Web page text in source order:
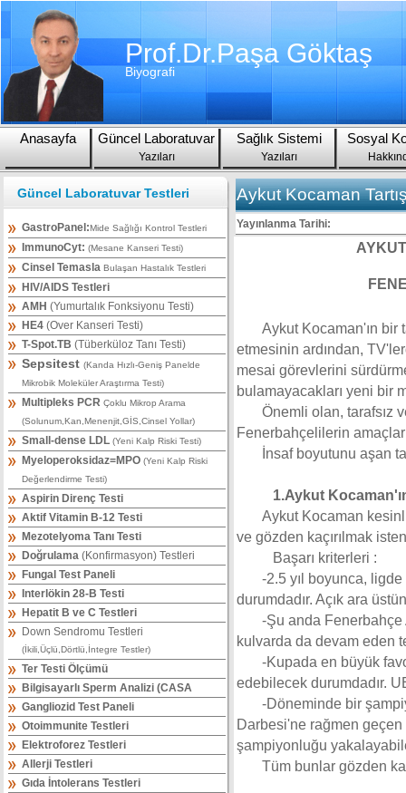
Prof.Dr.Paşa Göktaş
Biyografi
Anasayfa Güncel Laboratuvar
Yazıları
Sağlık Sistemi
Yazıları
Sosyal
Güncel Laboratuvar Testleri
GastroPanel:Mide Sağlığı Kontrol Testleri
ImmunoCyt: (Mesane Kanseri Testi)
Cinsel Temasla Bulaşan Hastalık Testleri
HIV/AIDS Testleri
AMH (Yumurtalık Fonksiyonu Testi)
HE4 (Over Kanseri Testi)
T-Spot.TB (Tüberküloz Tanı Testi)
Sepsitest (Kanda Hızlı-Geniş Panelde
Mikrobik Moleküler Araştırma Testi)
Multipleks PCR Çoklu Mikrop Arama
(Solunum,Kan,Menenjit,GİS,Cinsel Yollar)
Small-dense LDL (Yeni Kalp Riski Testi)
Myeloperoksidaz=MPO (Yeni Kalp Riski
Değerlendirme Testi)
Aspirin Direnç Testi
Aktif Vitamin B-12 Testi
Mezotelyoma Tanı Testi
Doğrulama (Konfirmasyon) Testleri
Fungal Test Paneli
Interlökin 28-B Testi
Hepatit B ve C Testleri
Down Sendromu Testleri
(İkili,Üçlü,Dörtlü,İntegre Testler)
Ter Testi Ölçümü
Bilgisayarlı Sperm Analizi (CASA
Gangliozid Test Paneli
Otoimmunite Testleri
Elektroforez Testleri
Allerji Testleri
Gıda İntolerans Testleri
Aykut Kocaman
Yayınlanma Tarihi:
Aykut Kocaman'ın bir
etmesinin ardından,
mesai görevlerini
bulamayacakları yeni bir
Önemli olan, tarafsız
Fenerbahçelilerin
İnsaf boyutunu aşan
1.Aykut Kocaman'ın
Aykut Kocaman
ve gözden kaçırılmak
Başarı kriterleri :
-2.5 yıl boyunca,
durumdadır. Açık ara
-Şu anda
kulvarda da devam eden
-Kupada en büyük
edebilecek durumdadır.
-Döneminde bir
Darbesi'ne rağmen geçen
şampiyonluğu
Tüm bunlar gözden